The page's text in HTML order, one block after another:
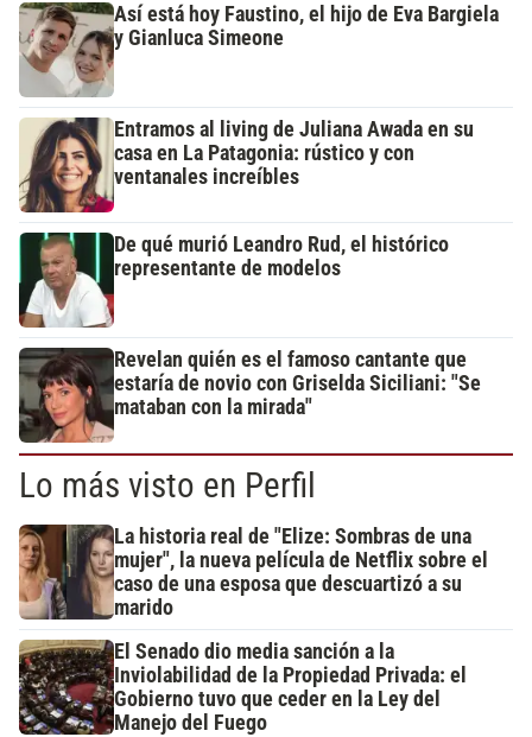
Así está hoy Faustino, el hijo de Eva Bargiela
y Gianluca Simeone
Entramos al living de Juliana Awada en su
casa en La Patagonia: rústico y con
ventanales increíbles
De qué murió Leandro Rud, el histórico
representante de modelos
Revelan quién es el famoso cantante que
estaría de novio con Griselda Siciliani: "Se
mataban con la mirada"
Lo más visto en Perfil
La historia real de "Elize: Sombras de una
mujer", la nueva película de Netflix sobre el
caso de una esposa que descuartizó a su
marido
El Senado dio media sanción a la
Inviolabilidad de la Propiedad Privada: el
Gobierno tuvo que ceder en la Ley del
Manejo del Fuego